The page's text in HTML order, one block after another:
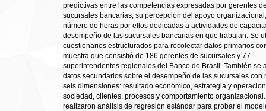
predictivas entre las competencias expresadas por gerentes
sucursales bancarias, su percepción del apoyo
número de horas por ellos dedicadas a actividades de
desempeño de las sucursales bancarias en que trabajan. Se
cuestionarios estructurados para recolectar datos primarios
muestra que consistió de 186 gerentes de sucursales y 77
superintendentes regionales del Banco do Brasil. También se
datos secundarios sobre el desempeño de las sucursales con
seis dimensiones: resultado económico, estrategia y
sociedad, clientes, procesos y comportamiento
realizaron análisis de regresión estándar para probar el